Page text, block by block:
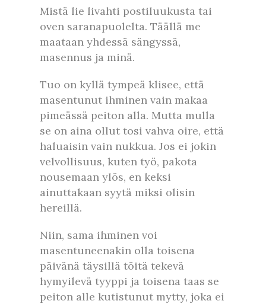
Mistä lie livahti postiluukusta tai
oven saranapuolelta. Täällä me
maataan yhdessä sängyssä,
masennus ja minä.
Tuo on kyllä tympeä klisee, että
masentunut ihminen vain makaa
pimeässä peiton alla. Mutta mulla
se on aina ollut tosi vahva oire, että
haluaisin vain nukkua. Jos ei jokin
velvollisuus, kuten työ, pakota
nousemaan ylös, en keksi
ainuttakaan syytä miksi olisin
hereillä.
Niin, sama ihminen voi
masentuneenakin olla toisena
päivänä täysillä töitä tekevä
hymyilevä tyyppi ja toisena taas se
peiton alle kutistunut mytty, joka ei